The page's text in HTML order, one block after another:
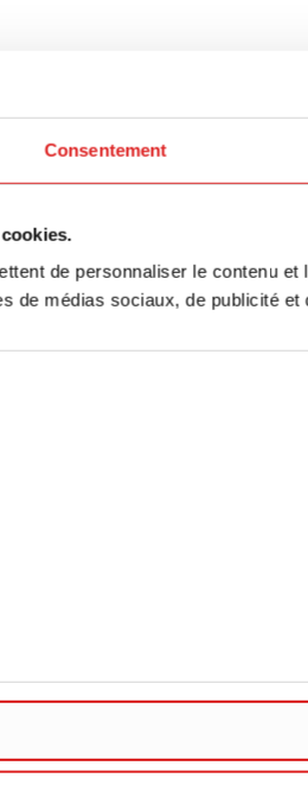
Consentement
de personnaliser le contenu
de médias sociaux, de publicité